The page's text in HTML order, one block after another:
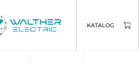
KATALOG